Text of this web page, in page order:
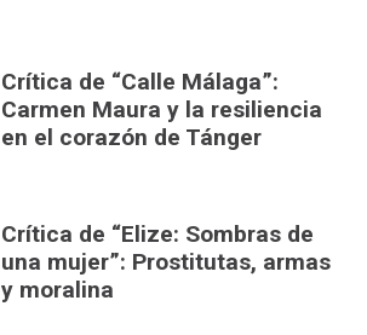
Crítica de “Calle Málaga”:
Carmen Maura y la resiliencia
en el corazón de Tánger
Crítica de “Elize: Sombras de
una mujer”: Prostitutas, armas
y moralina